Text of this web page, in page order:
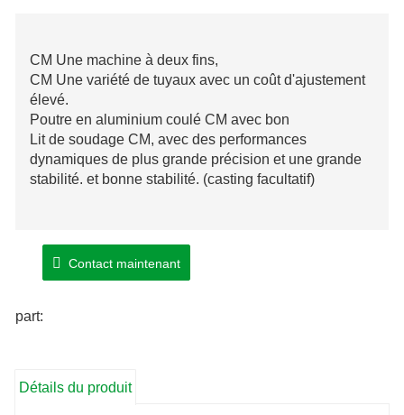
CM Une machine à deux fins,
CM Une variété de tuyaux avec un coût d'ajustement
élevé.
Poutre en aluminium coulé CM avec bon
Lit de soudage CM, avec des performances
dynamiques de plus grande précision et une grande
stabilité. et bonne stabilité. (casting facultatif)
Contact maintenant
part:
Détails du produit